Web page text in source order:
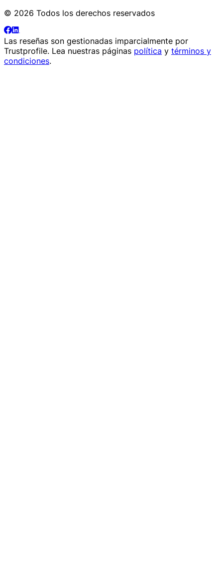
© 2026 Todos los derechos reservados
Las reseñas son gestionadas imparcialmente por
Trustprofile. Lea nuestras páginas política y términos y
condiciones.